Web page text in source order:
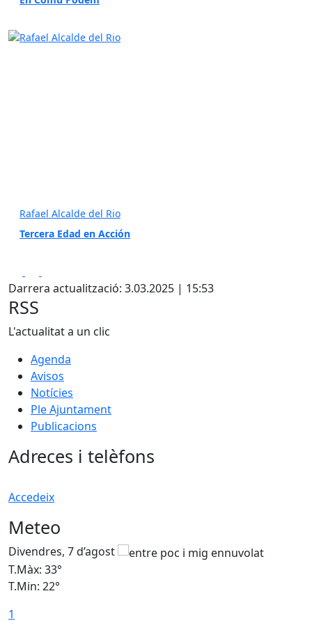
Rafael Alcalde del Rio
Tercera Edad en Acción
Darrera actualització: 3.03.2025 | 15:53
RSS
L'actualitat a un clic
Agenda
Avisos
Notícies
Ple Ajuntament
Publicacions
Adreces i telèfons
Accedeix
Meteo
Divendres, 7 d’agost
T.Màx: 33°
T.Min: 22°
1